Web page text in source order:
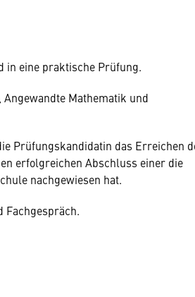
in eine praktische Prüfung.
Mathematik und
Prüfungskandidatin das Erreichen
erfolgreichen Abschluss einer die
nachgewiesen hat.
Fachgespräch.